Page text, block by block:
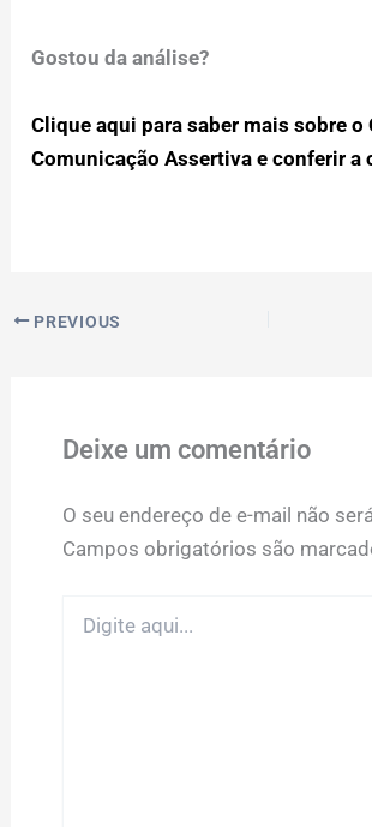
Gostou da análise?
Clique aqui para saber mais sobre o
Comunicação Assertiva e conferir a
PREVIOUS
Deixe um comentário
O seu endereço de e-mail não
Campos obrigatórios são
aqui...